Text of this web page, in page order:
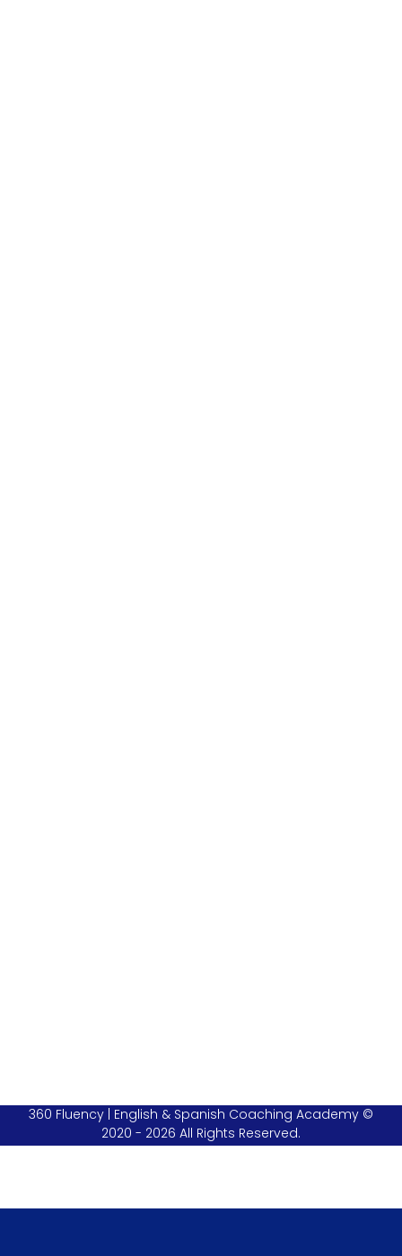
360 Fluency | English & Spanish Coaching Academy ©
2020 - 2026 All Rights Reserved.